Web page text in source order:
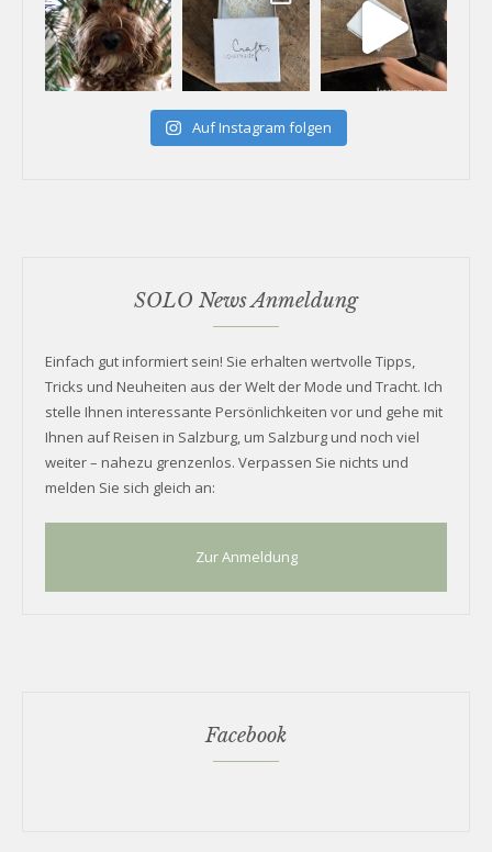
Auf Instagram folgen
SOLO News Anmeldung
Einfach gut informiert sein! Sie erhalten wertvolle Tipps,
Tricks und Neuheiten aus der Welt der Mode und Tracht. Ich
stelle Ihnen interessante Persönlichkeiten vor und gehe mit
Ihnen auf Reisen in Salzburg, um Salzburg und noch viel
weiter – nahezu grenzenlos. Verpassen Sie nichts und
melden Sie sich gleich an:
Zur Anmeldung
Facebook